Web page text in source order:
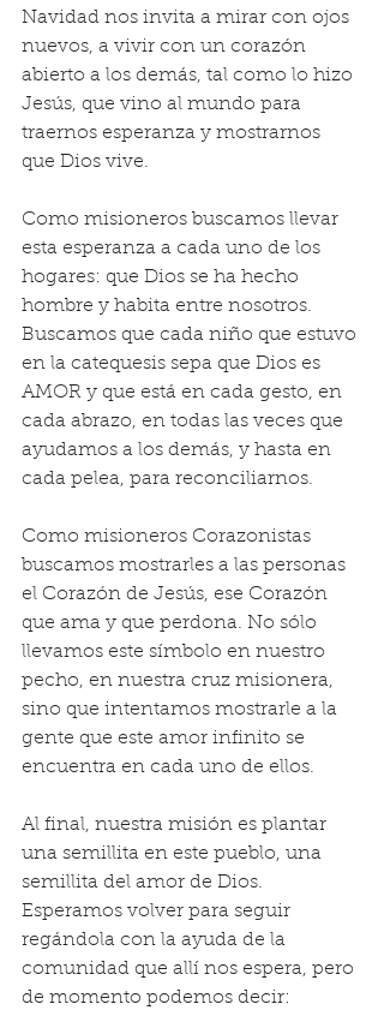
Navidad nos invita a mirar con ojos
nuevos, a vivir con un corazón
abierto a los demás, tal como lo hizo
Jesús, que vino al mundo para
traernos esperanza y mostrarnos
que Dios vive.
Como misioneros buscamos llevar
esta esperanza a cada uno de los
hogares: que Dios se ha hecho
hombre y habita entre nosotros.
Buscamos que cada niño que estuvo
en la catequesis sepa que Dios es
AMOR y que está en cada gesto, en
cada abrazo, en todas las veces que
ayudamos a los demás, y hasta en
cada pelea, para reconciliarnos.
Como misioneros Corazonistas
buscamos mostrarles a las personas
el Corazón de Jesús, ese Corazón
que ama y que perdona. No sólo
llevamos este símbolo en nuestro
pecho, en nuestra cruz misionera,
sino que intentamos mostrarle a la
gente que este amor infinito se
encuentra en cada uno de ellos.
Al final, nuestra misión es plantar
una semillita en este pueblo, una
semillita del amor de Dios.
Esperamos volver para seguir
regándola con la ayuda de la
comunidad que allí nos espera, pero
de momento podemos decir: